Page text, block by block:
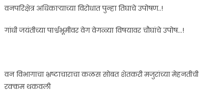
वनपरिक्षेत्र अधिकाऱ्याच्या विरोधात पुन्हा तिघाचे उपोषण..!
गांधी जयंतीच्या पार्श्वभूमीवर वेग वेगळ्या विषयावर चौघांचे उपोष…!
वन विभागाचा भ्रष्टाचाराचा कळस सोबत शेतकरी मजुरांच्या मेहनतीची
रक्कम थकवली